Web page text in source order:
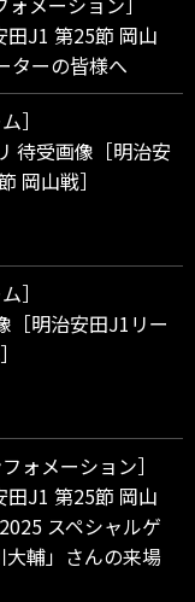
J1 第25節 岡山
ターの皆様へ
］
待受画像［明治安
岡山戦］
］
［明治安田J1リー
フォメーション］
J1 第25節 岡山
スペシャルゲ
輔」さんの来場